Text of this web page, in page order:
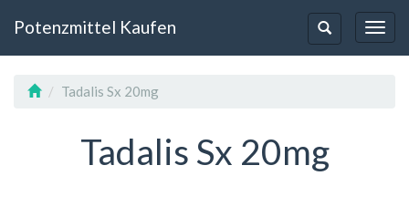
Toggle-
Navigation
Potenzmittel Kaufen
Tadalis Sx 20mg
Tadalis Sx 20mg